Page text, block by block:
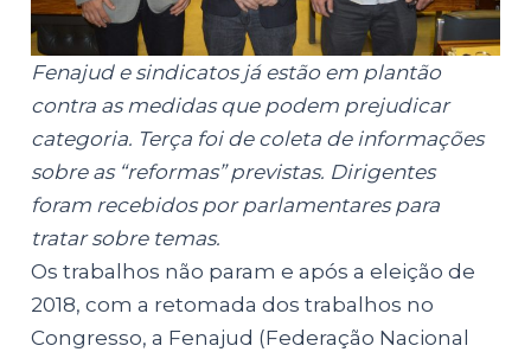
Fenajud e sindicatos já estão em plantão
contra as medidas que podem prejudicar
categoria. Terça foi de coleta de informações
sobre as “reformas” previstas. Dirigentes
foram recebidos por parlamentares para
tratar sobre temas.
Os trabalhos não param e após a eleição de
2018, com a retomada dos trabalhos no
Congresso, a Fenajud (Federação Nacional